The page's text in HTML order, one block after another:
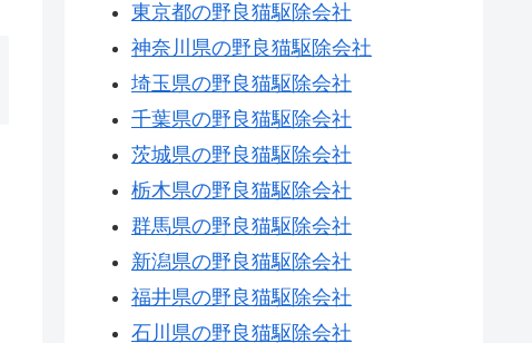
東京都の野良猫駆除会社
神奈川県の野良猫駆除会社
埼玉県の野良猫駆除会社
千葉県の野良猫駆除会社
茨城県の野良猫駆除会社
栃木県の野良猫駆除会社
群馬県の野良猫駆除会社
新潟県の野良猫駆除会社
福井県の野良猫駆除会社
石川県の野良猫駆除会社